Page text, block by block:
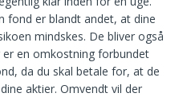
fond er blandt andet, at dine
mindskes. De bliver også
en omkostning forbundet
da du skal betale for, at de
aktier. Omvendt vil der